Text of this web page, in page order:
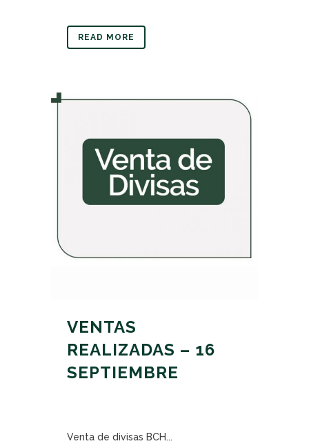
READ MORE
VENTAS
REALIZADAS – 16
SEPTIEMBRE
Venta de divisas BCH...